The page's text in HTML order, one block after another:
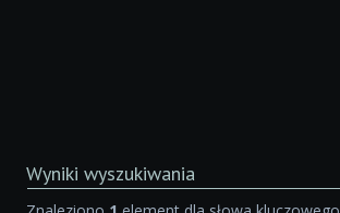
Wyniki wyszukiwania